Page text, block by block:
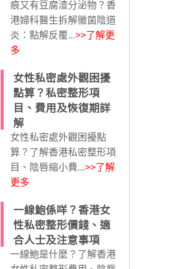
痕又有豆腐渣分泌物？香
港婦科醫生拆解黴菌陰道
炎：點解反覆...>>了解更
多
女性私密處外觀困擾
點算？私密整形項
目、費用及恢復期詳
解
女性私密處外觀困擾點
算？了解香港私密整形項
目、陰唇縮小費...>>了解
更多
一線鮑係咩？香港女
性私密整形價錢、適
合人士及注意事項
一線鮑是什麼？了解香港